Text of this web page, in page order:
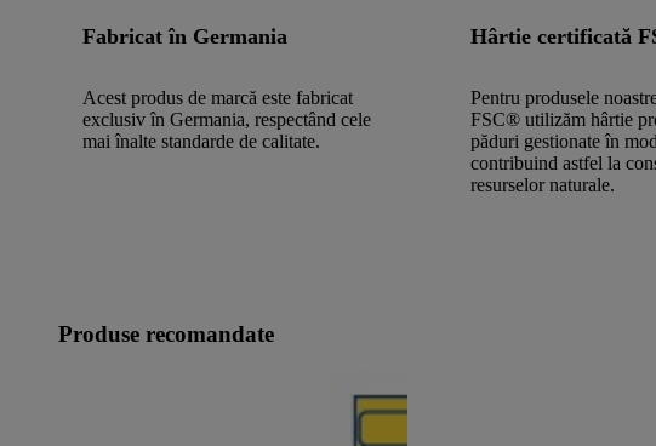
Fabricat în Germania
Acest produs de marcă este fabricat
exclusiv în Germania, respectând cele
mai înalte standarde de calitate.
Hârtie certificată
Pentru produsele
FSC® utilizăm hârtie
păduri gestionate în
contribuind astfel la
resurselor naturale.
Produse recomandate